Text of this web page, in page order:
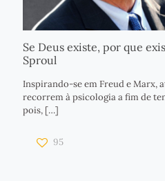
Se Deus existe, por que
Sproul
Inspirando-se em Freud e Marx,
recorrem à psicologia a fim de
pois, […]
95